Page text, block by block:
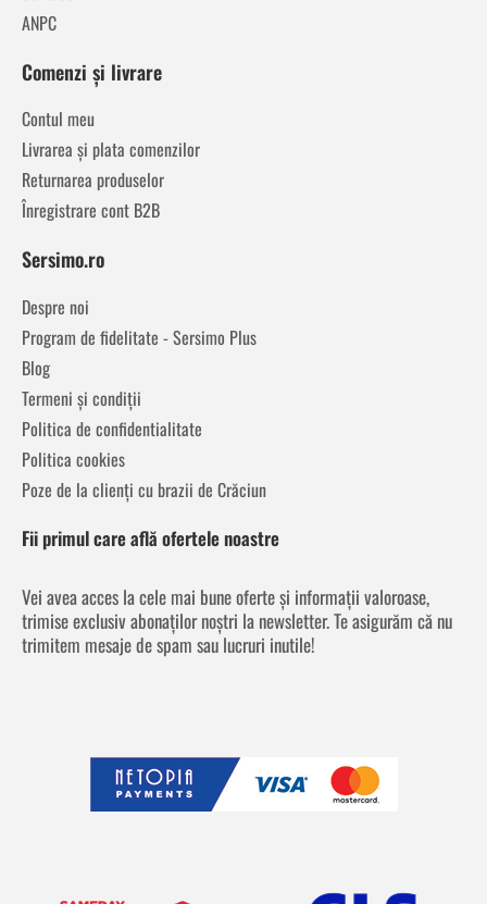
ANPC
Comenzi și livrare
Contul meu
Livrarea și plata comenzilor
Returnarea produselor
Înregistrare cont B2B
Sersimo.ro
Despre noi
Program de fidelitate - Sersimo Plus
Blog
Termeni și condiții
Politica de confidentialitate
Politica cookies
Poze de la clienți cu brazii de Crăciun
Fii primul care află ofertele noastre
Vei avea acces la cele mai bune oferte și informații valoroase,
trimise exclusiv abonaților noștri la newsletter. Te asigurăm că nu
trimitem mesaje de spam sau lucruri inutile!